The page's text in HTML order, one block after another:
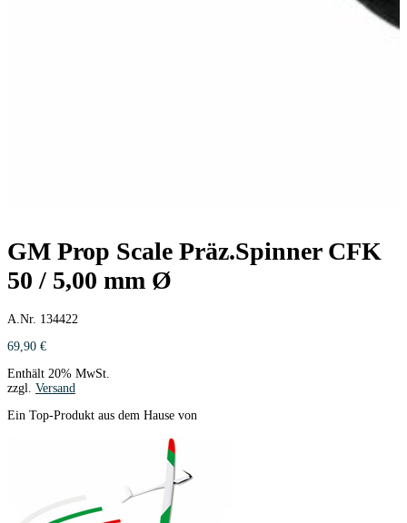
GM Prop Scale Präz.Spinner CFK
50 / 5,00 mm Ø
A.Nr. 134422
69,90 €
Enthält 20% MwSt.
zzgl. Versand
Ein Top-Produkt aus dem Hause von